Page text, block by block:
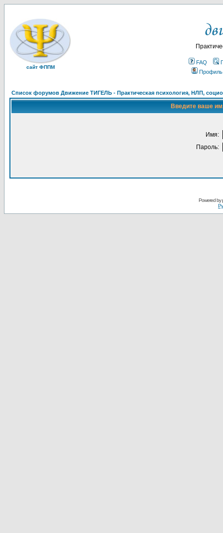
сайт ФППМ
FAQ
Профиль
Список форумов Движение ТИГЕЛЬ - Практическая психология, НЛП,
Введите ваше
Имя:
Пароль:
Powered by